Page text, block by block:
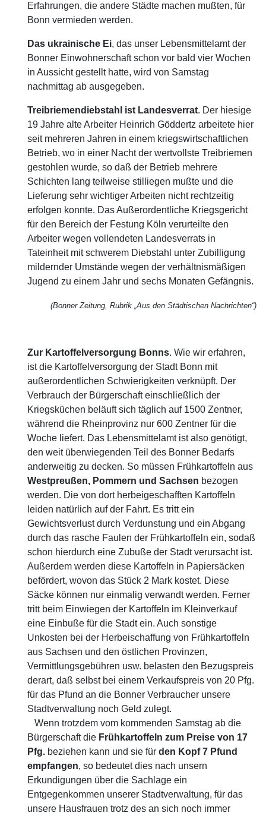
Erfahrungen, die andere Städte machen mußten, für
Bonn vermieden werden.
Das ukrainische Ei, das unser Lebensmittelamt der
Bonner Einwohnerschaft schon vor bald vier Wochen
in Aussicht gestellt hatte, wird von Samstag
nachmittag ab ausgegeben.
Treibriemendiebstahl ist Landesverrat. Der hiesige
19 Jahre alte Arbeiter Heinrich Göddertz arbeitete hier
seit mehreren Jahren in einem kriegswirtschaftlichen
Betrieb, wo in einer Nacht der wertvollste Treibriemen
gestohlen wurde, so daß der Betrieb mehrere
Schichten lang teilweise stilliegen mußte und die
Lieferung sehr wichtiger Arbeiten nicht rechtzeitig
erfolgen konnte. Das Außerordentliche Kriegsgericht
für den Bereich der Festung Köln verurteilte den
Arbeiter wegen vollendeten Landesverrats in
Tateinheit mit schwerem Diebstahl unter Zubilligung
mildernder Umstände wegen der verhältnismäßigen
Jugend zu einem Jahr und sechs Monaten Gefängnis.
(Bonner Zeitung, Rubrik „Aus den Städtischen Nachrichten“)
Zur Kartoffelversorgung Bonns. Wie wir erfahren,
ist die Kartoffelversorgung der Stadt Bonn mit
außerordentlichen Schwierigkeiten verknüpft. Der
Verbrauch der Bürgerschaft einschließlich der
Kriegsküchen beläuft sich täglich auf 1500 Zentner,
während die Rheinprovinz nur 600 Zentner für die
Woche liefert. Das Lebensmittelamt ist also genötigt,
den weit überwiegenden Teil des Bonner Bedarfs
anderweitig zu decken. So müssen Frühkartoffeln aus
Westpreußen, Pommern und Sachsen bezogen
werden. Die von dort herbeigeschafften Kartoffeln
leiden natürlich auf der Fahrt. Es tritt ein
Gewichtsverlust durch Verdunstung und ein Abgang
durch das rasche Faulen der Frühkartoffeln ein, sodaß
schon hierdurch eine Zubuße der Stadt verursacht ist.
Außerdem werden diese Kartoffeln in Papiersäcken
befördert, wovon das Stück 2 Mark kostet. Diese
Säcke können nur einmalig verwandt werden. Ferner
tritt beim Einwiegen der Kartoffeln im Kleinverkauf
eine Einbuße für die Stadt ein. Auch sonstige
Unkosten bei der Herbeischaffung von Frühkartoffeln
aus Sachsen und den östlichen Provinzen,
Vermittlungsgebühren usw. belasten den Bezugspreis
derart, daß selbst bei einem Verkaufspreis von 20 Pfg.
für das Pfund an die Bonner Verbraucher unsere
Stadtverwaltung noch Geld zulegt.
Wenn trotzdem vom kommenden Samstag ab die
Bürgerschaft die Frühkartoffeln zum Preise von 17
Pfg. beziehen kann und sie für den Kopf 7 Pfund
empfangen, so bedeutet dies nach unsern
Erkundigungen über die Sachlage ein
Entgegenkommen unserer Stadtverwaltung, für das
unsere Hausfrauen trotz des an sich noch immer